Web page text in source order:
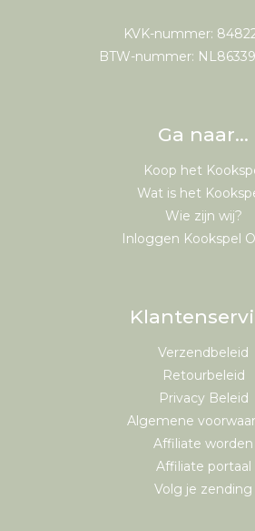
KVK-nummer:
BTW-nummer:
Ga naar…
Koop het
Wat is het
Wie zijn wij?
Inloggen Kookspel
Verzendbeleid
Retourbeleid
Privacy Beleid
Algemene
Affiliate worden
Affiliate portaal
Volg je zending